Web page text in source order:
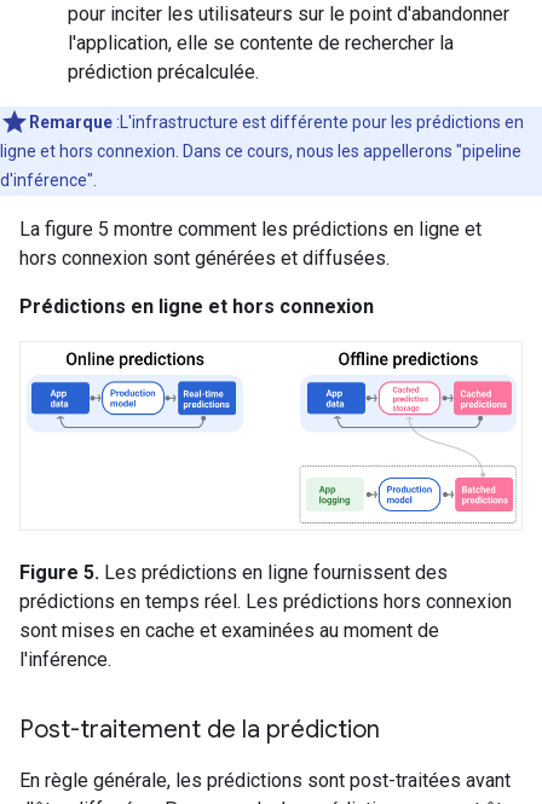
pour inciter les utilisateurs sur le point d'abandonner
l'application, elle se contente de rechercher la
prédiction précalculée.
Remarque :L'infrastructure est différente pour les prédictions en
ligne et hors connexion. Dans ce cours, nous les appellerons "pipeline
d'inférence".
La figure 5 montre comment les prédictions en ligne et
hors connexion sont générées et diffusées.
Prédictions en ligne et hors connexion
Figure 5. Les prédictions en ligne fournissent des
prédictions en temps réel. Les prédictions hors connexion
sont mises en cache et examinées au moment de
l'inférence.
Post-traitement de la prédiction
En règle générale, les prédictions sont post-traitées avant